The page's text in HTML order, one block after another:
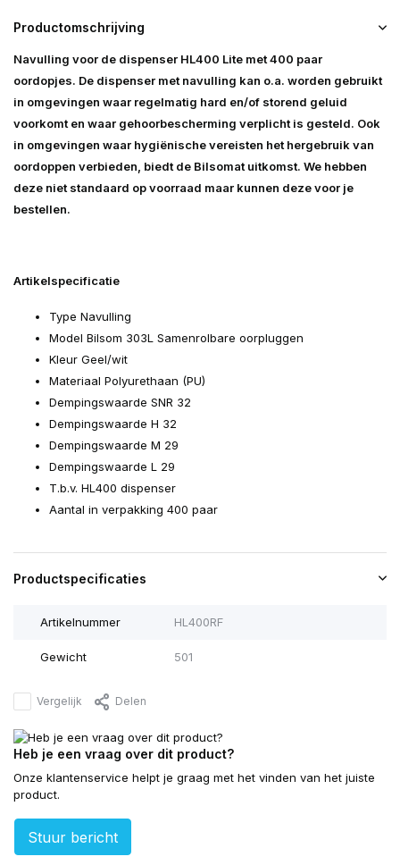
Productomschrijving
Navulling voor de dispenser HL400 Lite met 400 paar
oordopjes. De dispenser met navulling kan o.a. worden gebruikt
in omgevingen waar regelmatig hard en/of storend geluid
voorkomt en waar gehoorbescherming verplicht is gesteld. Ook
in omgevingen waar hygiënische vereisten het hergebruik van
oordoppen verbieden, biedt de Bilsomat uitkomst. We hebben
deze niet standaard op voorraad maar kunnen deze voor je
bestellen.
Artikelspecificatie
Type Navulling
Model Bilsom 303L Samenrolbare oorpluggen
Kleur Geel/wit
Materiaal Polyurethaan (PU)
Dempingswaarde SNR 32
Dempingswaarde H 32
Dempingswaarde M 29
Dempingswaarde L 29
T.b.v. HL400 dispenser
Aantal in verpakking 400 paar
Productspecificaties
Artikelnummer HL400RF
Gewicht 501
Vergelijk Delen
Heb je een vraag over dit product?
Onze klantenservice helpt je graag met het vinden van het juiste
product.
Stuur bericht